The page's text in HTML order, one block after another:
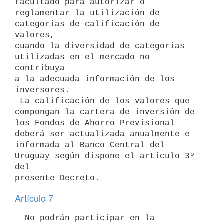
facultado para autorizar o
reglamentar la utilización de
categorías de calificación de
valores,
cuando la diversidad de categorías
utilizadas en el mercado no
contribuya
a la adecuada información de los
inversores.
compongan la cartera de inversión de
los Fondos de Ahorro Previsional
deberá ser actualizada anualmente e
informada al Banco Central del
Uruguay según dispone el artículo 3º
del
Artículo 7